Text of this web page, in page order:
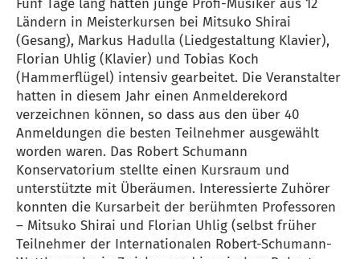
Fünf Tage lang hatten junge Profi-Musiker aus 12
Ländern in Meisterkursen bei Mitsuko Shirai
(Gesang), Markus Hadulla (Liedgestaltung Klavier),
Florian Uhlig (Klavier) und Tobias Koch
(Hammerflügel) intensiv gearbeitet. Die Veranstalter
hatten in diesem Jahr einen Anmelderekord
verzeichnen können, so dass aus den über 40
Anmeldungen die besten Teilnehmer ausgewählt
worden waren. Das Robert Schumann
Konservatorium stellte einen Kursraum und
unterstützte mit Überäumen. Interessierte Zuhörer
konnten die Kursarbeit der berühmten Professoren
– Mitsuko Shirai und Florian Uhlig (selbst früher
Teilnehmer der Internationalen Robert-Schumann-